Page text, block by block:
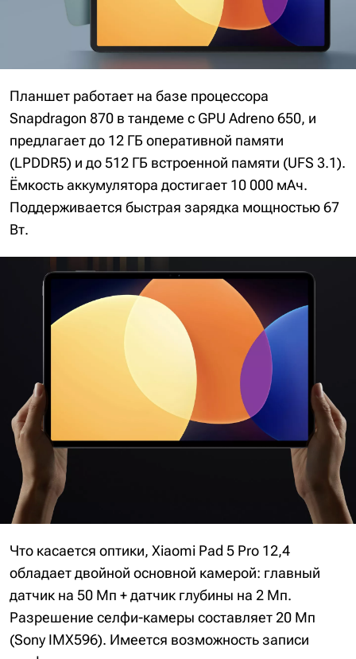
Планшет работает на базе процессора
Snapdragon 870 в тандеме с GPU Adreno 650, и
предлагает до 12 ГБ оперативной памяти
(LPDDR5) и до 512 ГБ встроенной памяти (UFS 3.1).
Ёмкость аккумулятора достигает 10 000 мАч.
Поддерживается быстрая зарядка мощностью 67
Вт.
Что касается оптики, Xiaomi Pad 5 Pro 12,4
обладает двойной основной камерой: главный
датчик на 50 Мп + датчик глубины на 2 Мп.
Разрешение селфи-камеры составляет 20 Мп
(Sony IMX596). Имеется возможность записи